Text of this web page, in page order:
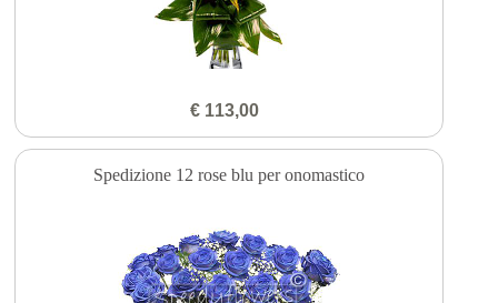
€ 113,00
Spedizione 12 rose blu per onomastico